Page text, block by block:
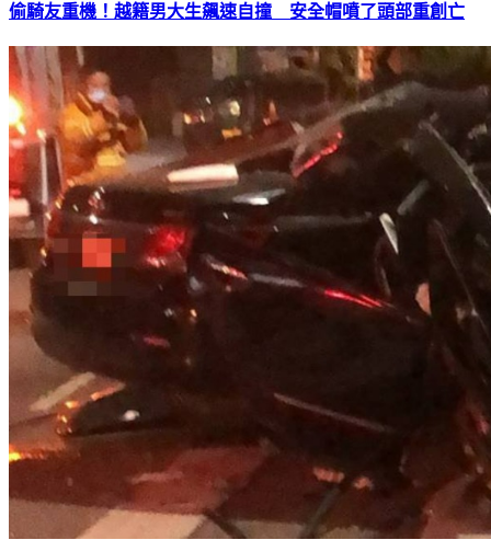
偷騎友重機！越籍男大生飆速自撞 安全帽噴了頭部重創亡